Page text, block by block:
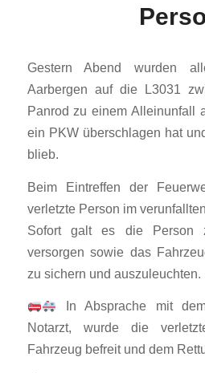
Gestern Abend wurden
Aarbergen auf die L3031
Panrod zu einem Alleinunfall
ein PKW überschlagen hat
blieb.
Beim Eintreffen der
verletzte Person im
Sofort galt es die Person
versorgen sowie das
zu sichern und auszuleuchten.
In Absprache mit
Notarzt, wurde die
Fahrzeug befreit und dem